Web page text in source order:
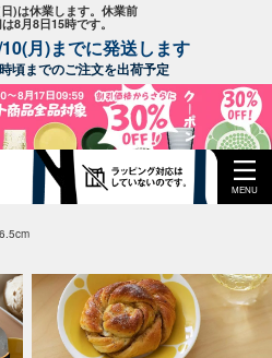
)は休業します。休業前
8月8日15時です。
月)までに発送します
頃までのご注文を出荷予定
MENU